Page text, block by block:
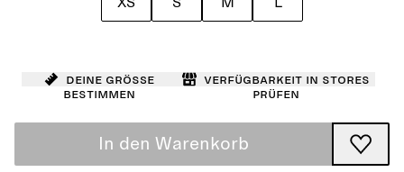
Deine Größe
bestimmen
Verfügbarkeit in Stores
prüfen
In den Warenkorb